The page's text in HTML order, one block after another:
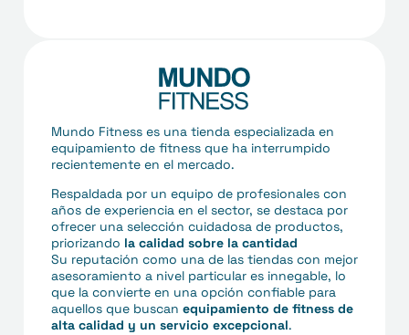
Mundo Fitness es una tienda especializada en
equipamiento de fitness que ha interrumpido
recientemente en el mercado.
Respaldada por un equipo de profesionales con
años de experiencia en el sector, se destaca por
ofrecer una selección cuidadosa de productos,
priorizando la calidad sobre la cantidad
Su reputación como una de las tiendas con mejor
asesoramiento a nivel particular es innegable, lo
que la convierte en una opción confiable para
aquellos que buscan equipamiento de fitness de
alta calidad y un servicio excepcional.